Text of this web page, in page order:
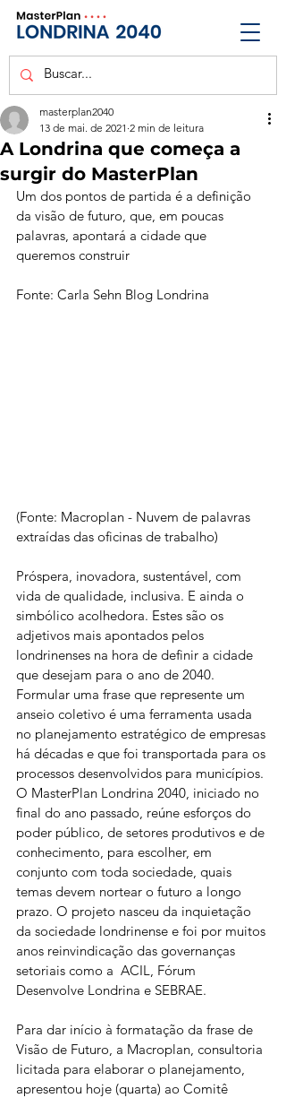
A Londrina que começa a
surgir do MasterPlan
masterplan2040
13 de mai. de 2021 2 min de leitura
Um dos pontos de partida é a definição
da visão de futuro, que, em poucas
palavras, apontará a cidade que
queremos construir
Fonte: Carla Sehn Blog Londrina
(Fonte: Macroplan - Nuvem de palavras
extraídas das oficinas de trabalho)
Próspera, inovadora, sustentável, com
vida de qualidade, inclusiva. E ainda o
simbólico acolhedora. Estes são os
adjetivos mais apontados pelos
londrinenses na hora de definir a cidade
que desejam para o ano de 2040.
Formular uma frase que represente um
anseio coletivo é uma ferramenta usada
no planejamento estratégico de empresas
há décadas e que foi transportada para os
processos desenvolvidos para municípios.
O MasterPlan Londrina 2040, iniciado no
final do ano passado, reúne esforços do
poder público, de setores produtivos e de
conhecimento, para escolher, em
conjunto com toda sociedade, quais
temas devem nortear o futuro a longo
prazo. O projeto nasceu da inquietação
da sociedade londrinense e foi por muitos
anos reinvindicação das governanças
setoriais como a  ACIL, Fórum
Desenvolve Londrina e SEBRAE.
Para dar início à formatação da frase de
Visão de Futuro, a Macroplan, consultoria
licitada para elaborar o planejamento,
apresentou hoje (quarta) ao Comitê